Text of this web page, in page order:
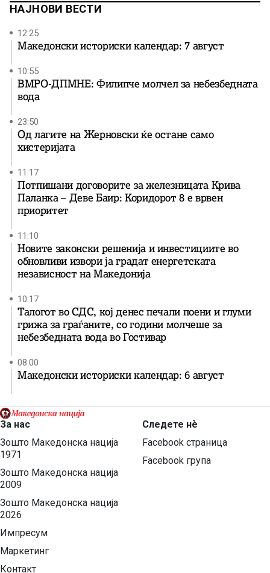
каде што чедната Марија […]
НАЈНОВИ ВЕСТИ
12:25
Македонски историски календар: 7 август
10:55
ВМРО-ДПМНЕ: Филипче молчел за небезбедната
вода
23:50
Од лагите на Жерновски ќе остане само
хистеријата
11:17
Потпишани договорите за железницата Крива
Паланка – Деве Баир: Коридорот 8 е врвен
приоритет
11:10
Новите законски решенија и инвестициите во
обновливи извори ја градат енергетската
независност на Македонија
10:17
Талогот во СДС, кој денес печали поени и глуми
грижа за граѓаните, со години молчеше за
небезбедната вода во Гостивар
08:00
Македонски историски календар: 6 август
За нас
Зошто Македонска нација
1971
Зошто Македонска нација
2009
Зошто Македонска нација
2026
Импресум
Маркетинг
Контакт
Следете нѐ
Facebook страница
Facebook група